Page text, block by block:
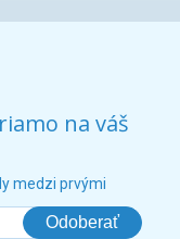
na váš
medzi prvými
Odoberať